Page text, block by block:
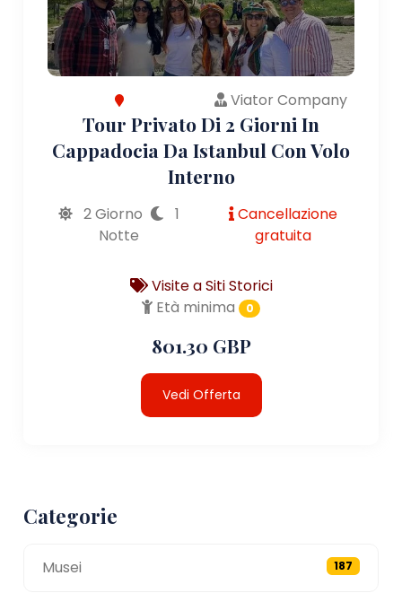
Viator Company
Tour Privato Di 2 Giorni In
Cappadocia Da Istanbul Con Volo
Interno
2 Giorno
1
Notte
Cancellazione
gratuita
Visite a Siti Storici
Età minima
0
801.30 GBP
Vedi Offerta
Categorie
Musei 187